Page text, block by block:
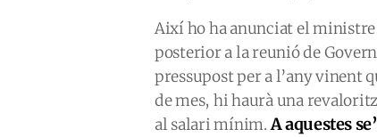
Així ho ha anunciat el
posterior a la reunió de
pressupost per a l’any vinent
de mes, hi haurà una
al salari mínim.A aquestes